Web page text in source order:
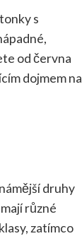
s
od června
dojmem na
druhy
různé
zatímco